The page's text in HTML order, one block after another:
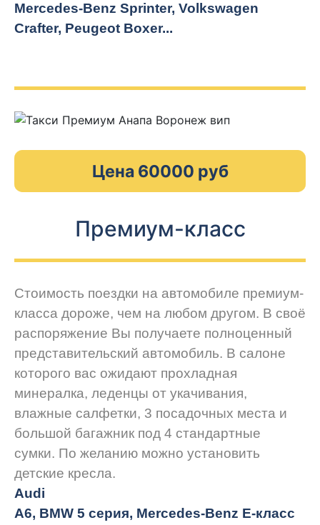
Mercedes-Benz Sprinter, Volkswagen
Crafter, Peugeot Boxer...
Цена 60000 руб
Премиум-класс
Стоимость поездки на автомобиле премиум-
класса дороже, чем на любом другом. В своё
распоряжение Вы получаете полноценный
представительский автомобиль. В салоне
которого вас ожидают прохладная
минералка, леденцы от укачивания,
влажные салфетки, 3 посадочных места и
большой багажник под 4 стандартные
сумки. По желанию можно установить
детские кресла.
Audi
A6, BMW 5 серия, Mercedes-Benz E-класс